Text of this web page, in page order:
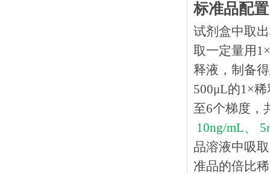
标准品配置
试剂盒中取
取一定量用
释液，制备
500μL的1×
至6个梯度，
10ng/mL、
品溶液中吸取
准品的倍比